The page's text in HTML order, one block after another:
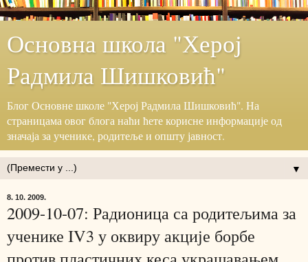
Основна школа "Херој
Радмила Шишковић"
Блог ‎Основне школе "Херој ‎Радмила Шишковић".‎ На
страницама овог блога наћи ћете корисне информације ‎од
значаја за ученике, родитеље и општу јавност.‎
▼
8. 10. 2009.
2009-10-07: Радионица са родитељима за
ученике IV3 у оквиру акције борбе